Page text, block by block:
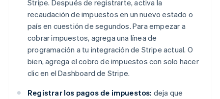
Stripe. Después de registrarte, activa la
recaudación de impuestos en un nuevo estado o
país en cuestión de segundos. Para empezar a
cobrar impuestos, agrega una línea de
programación a tu integración de Stripe actual. O
bien, agrega el cobro de impuestos con solo hacer
clic en el Dashboard de Stripe.
Registrar los pagos de impuestos: deja que